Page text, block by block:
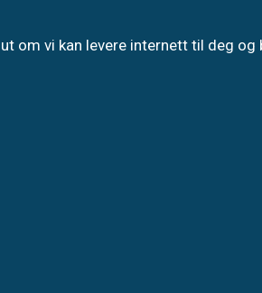
om vi kan levere internett til deg